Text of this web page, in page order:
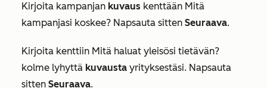
Kirjoita kampanjan kuvaus kenttään Mitä
kampanjasi koskee? Napsauta sitten Seuraava.
Kirjoita kenttiin Mitä haluat yleisösi tietävän?
kolme lyhyttä kuvausta yrityksestäsi. Napsauta
sitten Seuraava.